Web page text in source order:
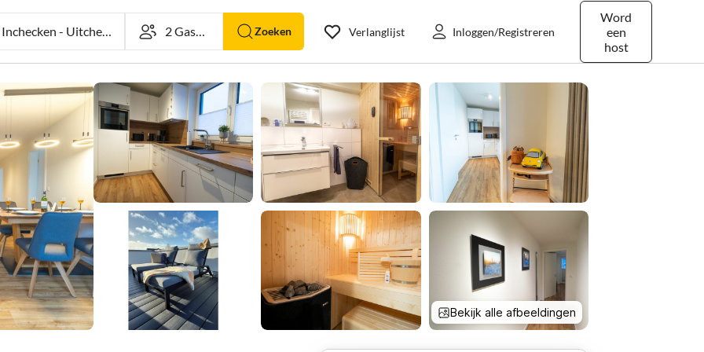
- Uitchecken Zoeken
Word
een
host
Verlanglijst Inloggen/Registreren
Bekijk alle afbeeldingen